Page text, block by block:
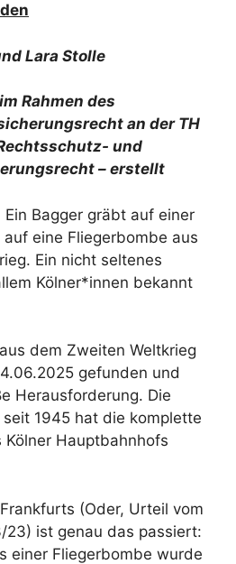
Lara Stolle
Rahmen des
an der TH
und
– erstellt
Ein Bagger gräbt auf einer
eine Fliegerbombe aus
Ein nicht seltenes
Kölner*innen bekannt
dem Zweiten Weltkrieg
gefunden und
Herausforderung. Die
1945 hat die komplette
Hauptbahnhofs
(Oder, Urteil vom
23) ist genau das passiert:
einer Fliegerbombe wurde